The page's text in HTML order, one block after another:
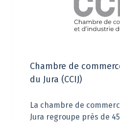
Chambre de
du Jura (CCIJ)
La chambre de
Jura regroupe près de